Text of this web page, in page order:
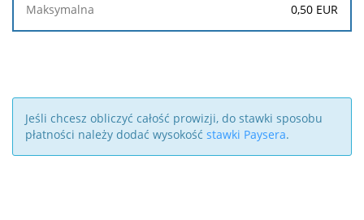
0,50 EUR
Jeśli chcesz obliczyć całość prowizji, do stawki sposobu
płatności należy dodać wysokość stawki Paysera.